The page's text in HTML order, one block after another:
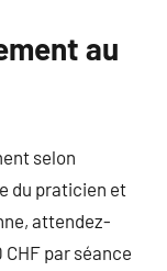
au
selon
du praticien et
attendez-
par séance